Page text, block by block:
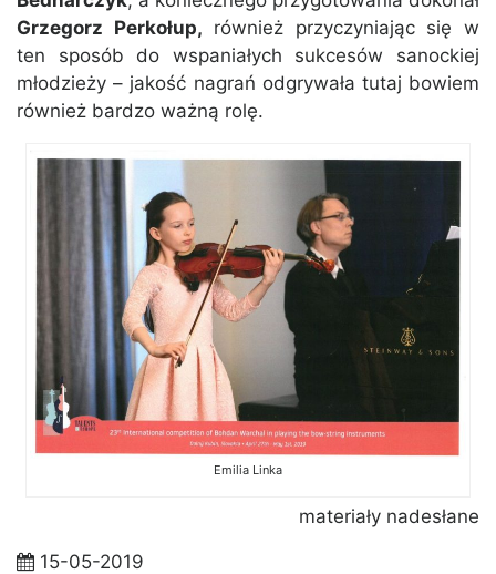
Grzegorz Perkołup, również przyczyniając się w
ten sposób do wspaniałych sukcesów sanockiej
młodzieży – jakość nagrań odgrywała tutaj bowiem
również bardzo ważną rolę.
Emilia Linka
materiały nadesłane
15-05-2019